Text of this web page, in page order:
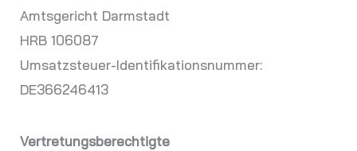
Amtsgericht Darmstadt
HRB 106087
Umsatzsteuer-Identifikationsnummer:
DE366246413
Vertretungsberechtigte